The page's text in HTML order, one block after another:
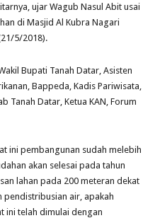
ujar Wagub Nasul Abit usai
di Masjid Al Kubra Nagari
5/2018).
Bupati Tanah Datar, Asisten
Bappeda, Kadis Pariwisata,
Tanah Datar, Ketua KAN, Forum
ini pembangunan sudah melebih
akan selesai pada tahun
lahan pada 200 meteran dekat
pendistribusian air, apakah
ini telah dimulai dengan